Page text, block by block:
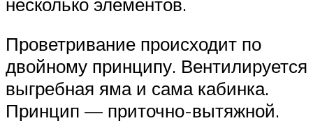
Проветривание происходит по
двойному принципу. Вентилируется
выгребная яма и сама кабинка.
Принцип — приточно-вытяжной.